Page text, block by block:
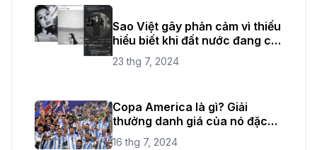
Sao Việt gây phản cảm vì thiếu
hiểu biết khi đất nước đang có
quốc tang
23 thg 7, 2024
Copa America là gì? Giải
thưởng danh giá của nó đặc
biệt như thế nào?
16 thg 7, 2024